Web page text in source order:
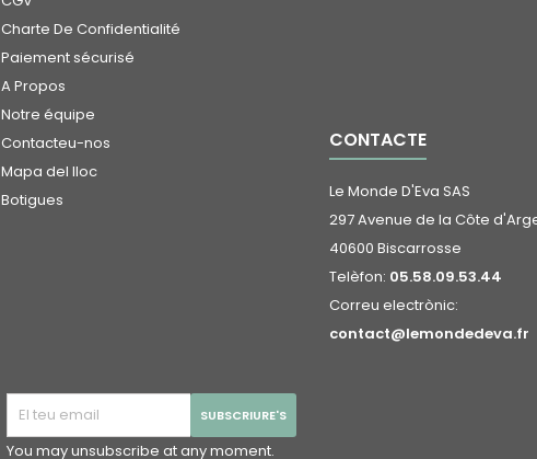
Charte De Confidentialité
Paiement sécurisé
A Propos
Notre équipe
Contacteu-nos
Mapa del lloc
Botigues
CONTACTE
Le Monde D'Eva SAS
297 Avenue de la Côte
40600 Biscarrosse
Telèfon: 05.58.09.53.44
Correu electrònic:
contact@lemondedeva.fr
You may unsubscribe at any moment.